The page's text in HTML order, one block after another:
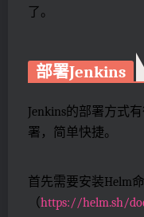
了。
部署Jenkins
Jenkins的部署方式
署，简单快捷。
首先需要安装Helm
（https://helm.sh/